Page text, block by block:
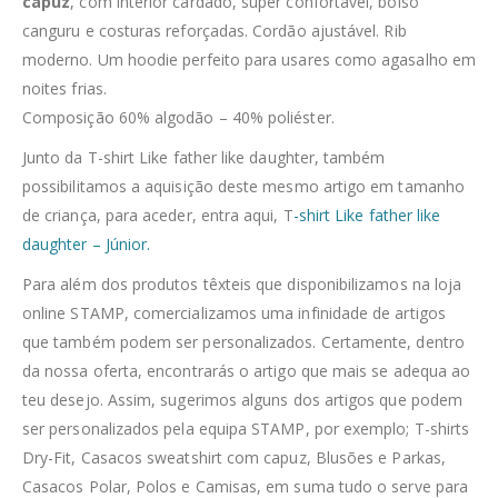
canguru e costuras reforçadas. Cordão ajustável. Rib
moderno. Um hoodie perfeito para usares como agasalho em
noites frias.
Composição 60% algodão – 40% poliéster.
Junto da T-shirt Like father like daughter, também
possibilitamos a aquisição deste mesmo artigo em tamanho
de criança, para aceder, entra aqui, T-shirt Like father like
daughter – Júnior.
Para além dos produtos têxteis que disponibilizamos na loja
online STAMP, comercializamos uma infinidade de artigos
que também podem ser personalizados. Certamente, dentro
da nossa oferta, encontrarás o artigo que mais se adequa ao
teu desejo. Assim, sugerimos alguns dos artigos que podem
ser personalizados pela equipa STAMP, por exemplo; T-shirts
Dry-Fit, Casacos sweatshirt com capuz, Blusões e Parkas,
Casacos Polar, Polos e Camisas, em suma tudo o serve para